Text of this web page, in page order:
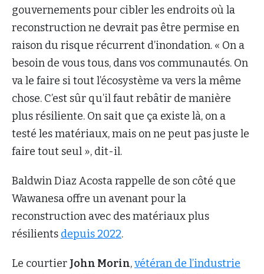
gouvernements pour cibler les endroits où la
reconstruction ne devrait pas être permise en
raison du risque récurrent d’inondation. « On a
besoin de vous tous, dans vos communautés. On
va le faire si tout l’écosystème va vers la même
chose. C’est sûr qu’il faut rebâtir de manière
plus résiliente. On sait que ça existe là, on a
testé les matériaux, mais on ne peut pas juste le
faire tout seul », dit-il.
Baldwin Diaz Acosta rappelle de son côté que
Wawanesa offre un avenant pour la
reconstruction avec des matériaux plus
résilients depuis 2022.
Le courtier John Morin,vétéran de l’industrie